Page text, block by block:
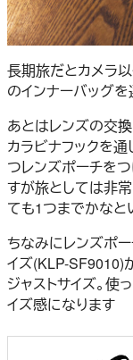
長期旅だとカメラ
のインナーバッグ
あとはレンズの交
カラビナフックを
つレンズポーチを
すが旅としては非
ても1つまでかな
ちなみにレンズポ
イズ(KLP-SF9010)
ジャストサイズ。
イズ感になります